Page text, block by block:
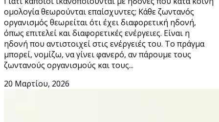
ομολογία θεωρούνται επαίσχυντες; Κάθε ζωντανός
οργανισμός θεωρείται ότι έχει διαφορετική ηδονή,
όπως επιτελεί και διαφορετικές ενέργειες. Είναι η
ηδονή που αντιστοιχεί στις ενέργειές του. Το πράγμα
μπορεί, νομίζω, να γίνει φανερό, αν πάρουμε τους
ζωντανούς οργανισμούς και τους...
20 Μαρτίου, 2026